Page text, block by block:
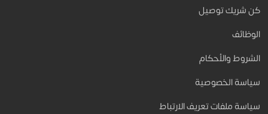
كن شريك توصيل
الوظائف
الشروط والأحكام
سياسة الخصوصية
سياسة ملفات تعريف الارتباط